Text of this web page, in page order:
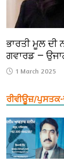
ਭਾਰਤੀ ਮੂਲ ਦੀ
ਗਵਾਰਡ —
1 March 2025
ਰੀਵੀਊਜ਼/